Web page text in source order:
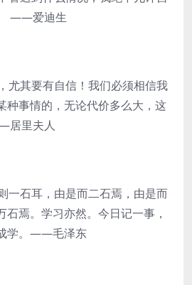
——爱迪生
尤其要有自信！我们必须相信我
种事情的，无论代价多么大，这
居里夫人
一石耳，由是而二石焉，由是而
焉。学习亦然。今日记一事，
学。——毛泽东